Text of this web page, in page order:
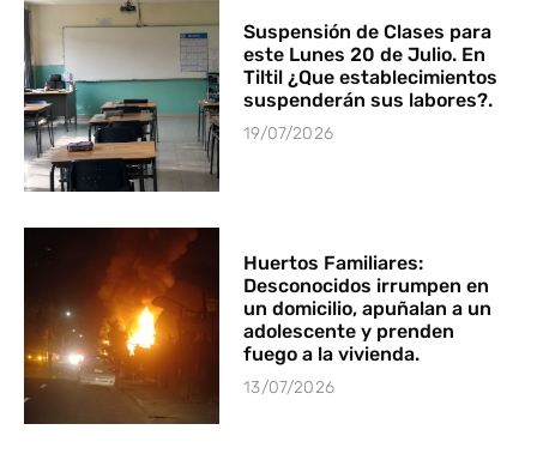
Suspensión de Clases para
este Lunes 20 de Julio. En
Tiltil ¿Que establecimientos
suspenderán sus labores?.
19/07/2026
Huertos Familiares:
Desconocidos irrumpen en
un domicilio, apuñalan a un
adolescente y prenden
fuego a la vivienda.
13/07/2026